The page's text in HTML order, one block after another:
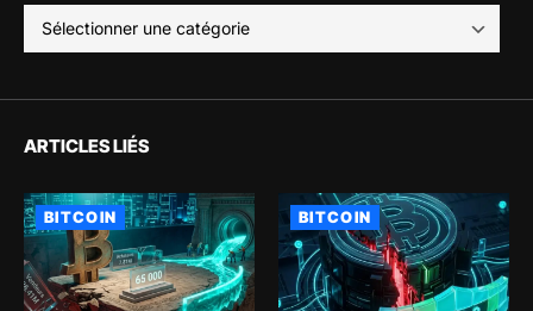
ARTICLES LIÉS
BITCOIN BITCOIN